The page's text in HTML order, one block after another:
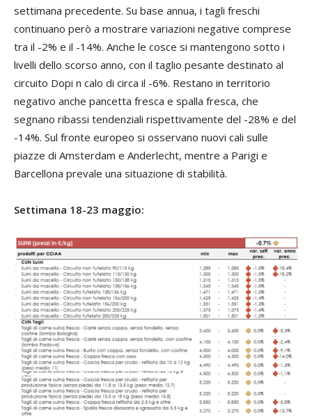
settimana precedente. Su base annua, i tagli freschi
continuano però a mostrare variazioni negative comprese
tra il -2% e il -14%. Anche le cosce si mantengono sotto i
livelli dello scorso anno, con il taglio pesante destinato al
circuito Dopi n calo di circa il -6%. Restano in territorio
negativo anche pancetta fresca e spalla fresca, che
segnano ribassi tendenziali rispettivamente del -28% e del
-14%. Sul fronte europeo si osservano nuovi cali sulle
piazze di Amsterdam e Anderlecht, mentre a Parigi e
Barcellona prevale una situazione di stabilità.
Settimana 18-23 maggio: